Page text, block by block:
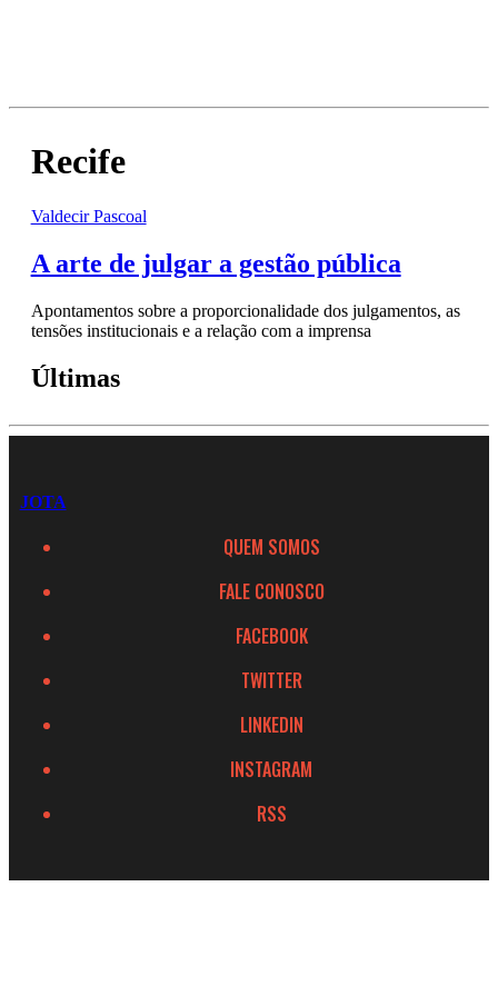
Recife
Valdecir Pascoal
A arte de julgar a gestão pública
Apontamentos sobre a proporcionalidade dos julgamentos, as
tensões institucionais e a relação com a imprensa
Últimas
JOTA
QUEM SOMOS
FALE CONOSCO
FACEBOOK
TWITTER
LINKEDIN
INSTAGRAM
RSS